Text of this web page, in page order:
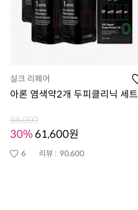
실크 리페어
아론 염색약2개 두피클리닉 세트
88,000
30% 61,600원
6 리뷰 : 90,600